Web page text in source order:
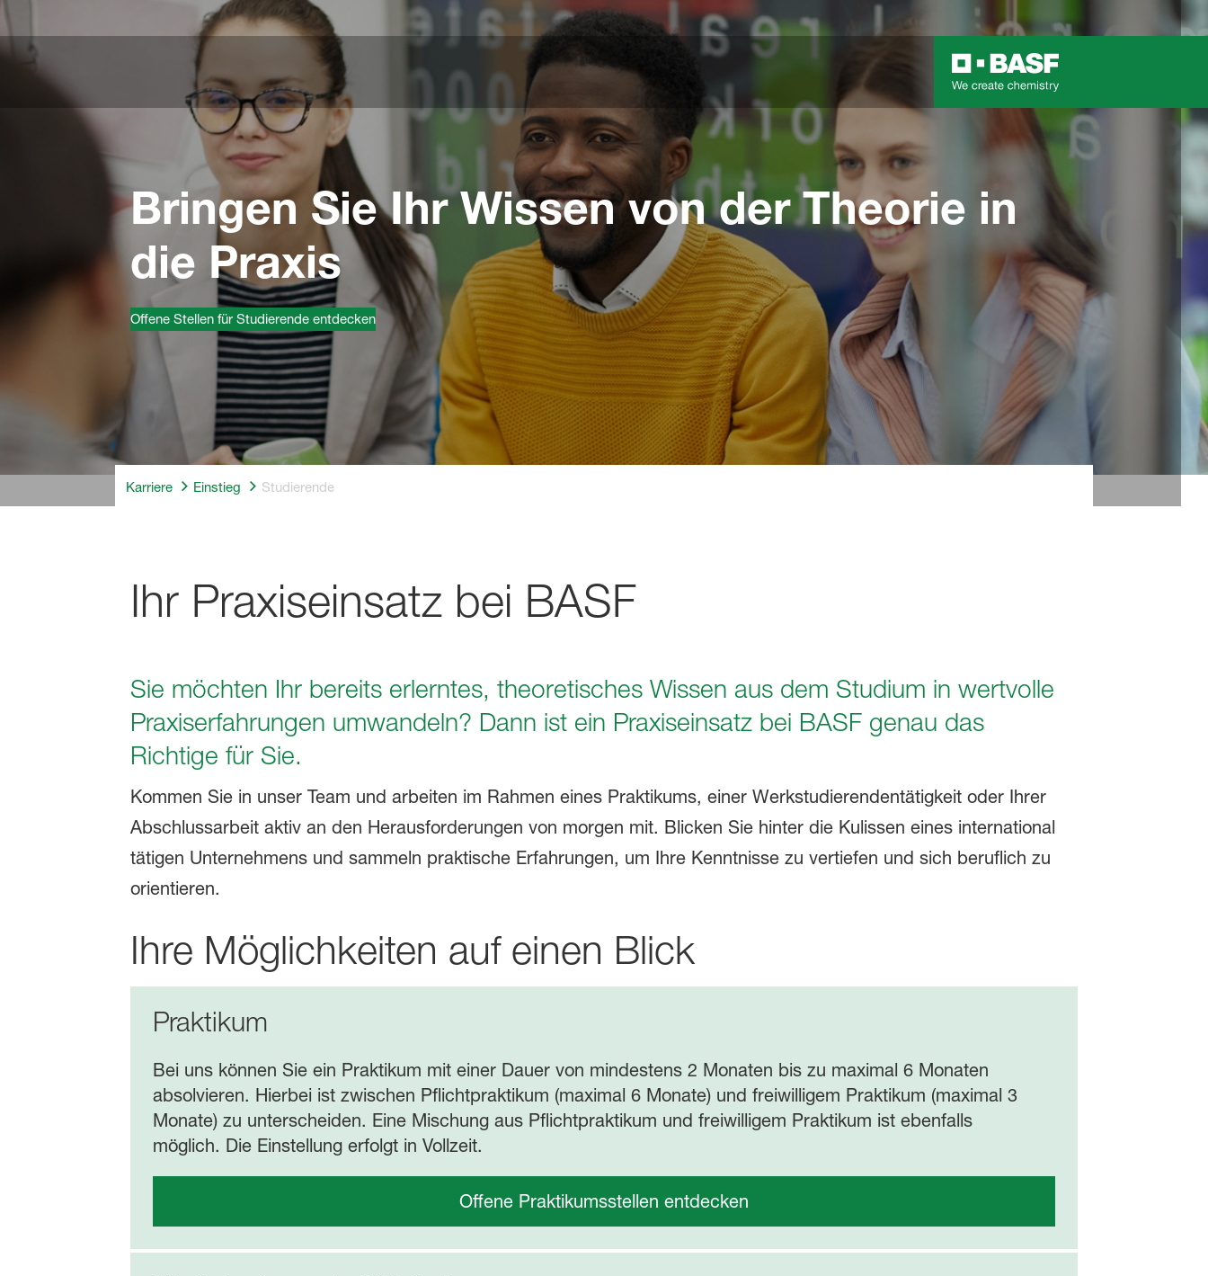
Bringen Sie Ihr Wissen von der Theorie in
die Praxis
Offene Stellen für Studierende entdecken
Karriere Einstieg Studierende
Ihr Praxiseinsatz bei BASF
Sie möchten Ihr bereits erlerntes, theoretisches Wissen aus dem Studium in wertvolle
Praxiserfahrungen umwandeln? Dann ist ein Praxiseinsatz bei BASF genau das
Richtige für Sie.
Kommen Sie in unser Team und arbeiten im Rahmen eines Praktikums, einer Werkstudierendentätigkeit oder Ihrer
Abschlussarbeit aktiv an den Herausforderungen von morgen mit. Blicken Sie hinter die Kulissen eines international
tätigen Unternehmens und sammeln praktische Erfahrungen, um Ihre Kenntnisse zu vertiefen und sich beruflich zu
orientieren.
Ihre Möglichkeiten auf einen Blick
Praktikum
Bei uns können Sie ein Praktikum mit einer Dauer von mindestens 2 Monaten bis zu maximal 6 Monaten
absolvieren. Hierbei ist zwischen Pflichtpraktikum (maximal 6 Monate) und freiwilligem Praktikum (maximal 3
Monate) zu unterscheiden. Eine Mischung aus Pflichtpraktikum und freiwilligem Praktikum ist ebenfalls
möglich. Die Einstellung erfolgt in Vollzeit.
Offene Praktikumsstellen entdecken